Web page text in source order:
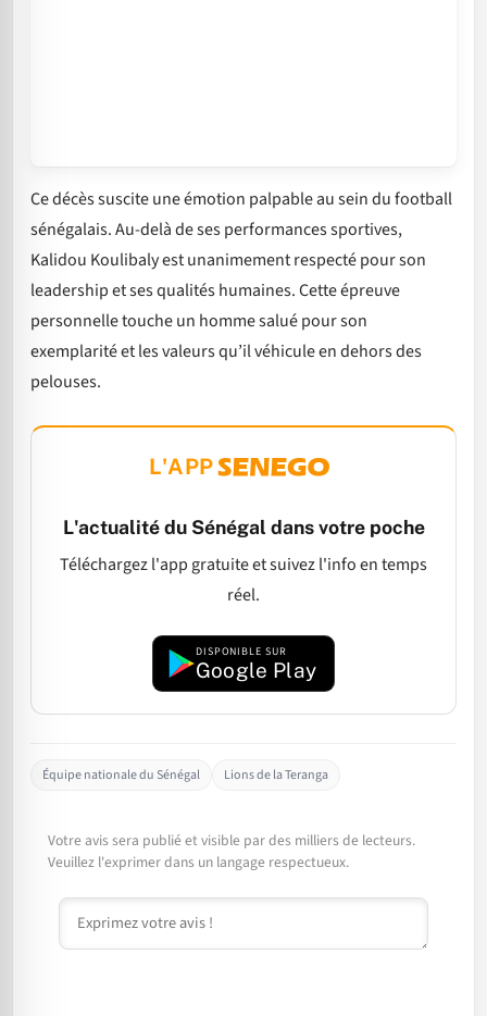
Ce décès suscite une émotion palpable au sein du football
sénégalais. Au-delà de ses performances sportives,
Kalidou Koulibaly est unanimement respecté pour son
leadership et ses qualités humaines. Cette épreuve
personnelle touche un homme salué pour son
exemplarité et les valeurs qu’il véhicule en dehors des
pelouses.
L'APP
L'actualité du Sénégal dans votre poche
Téléchargez l'app gratuite et suivez l'info en temps
réel.
DISPONIBLE SUR
Google Play
Équipe nationale du Sénégal Lions de la Teranga
Votre avis sera publié et visible par des milliers de lecteurs.
Veuillez l'exprimer dans un langage respectueux.
Commentaire